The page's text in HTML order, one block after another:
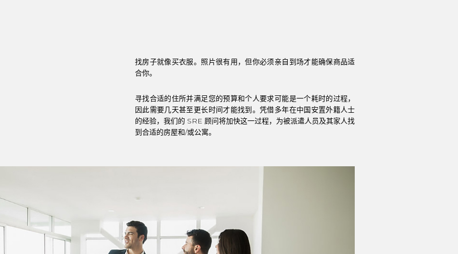
找房子就像买衣服。照片很有用，但你必须亲自到场才能确保商品适
合你。
寻找合适的住所并满足您的预算和个人要求可能是一个耗时的过程，
因此需要几天甚至更长时间才能找到。凭借多年在中国安置外籍人士
的经验，我们的 SRE 顾问将加快这一过程，为被派遣人员及其家人找
到合适的房屋和/或公寓。